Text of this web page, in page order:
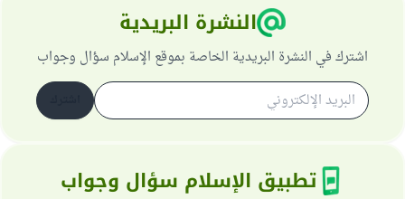
النشرة البريدية
اشترك في النشرة البريدية الخاصة بموقع الإسلام سؤال وجواب
تطبيق الإسلام سؤال وجواب